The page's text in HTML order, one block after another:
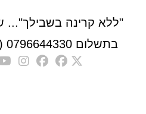
קרינה בשבילך"... שאלות,
0796644330 (א-ה 09:00-12:00)